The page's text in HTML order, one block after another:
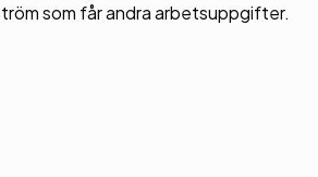
som får andra arbetsuppgifter.